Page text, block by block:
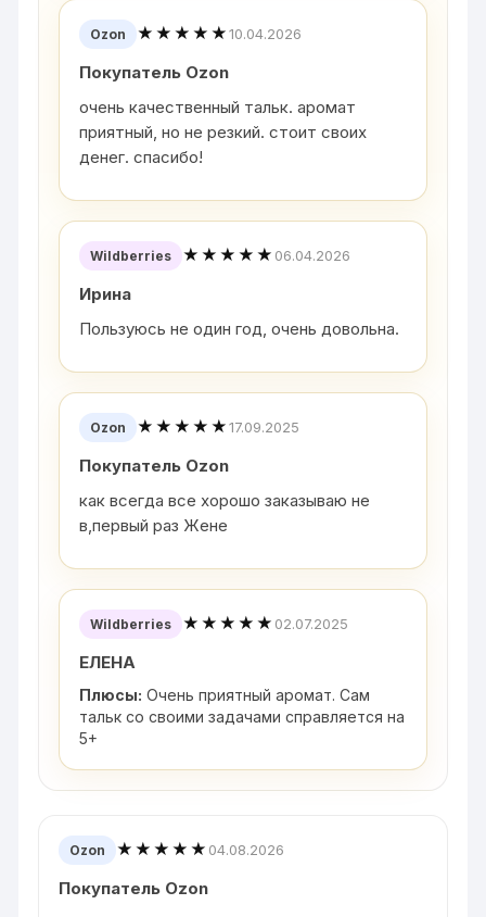
Ozon ★★★★★10.04.2026
Покупатель Ozon
очень качественный тальк. аромат
приятный, но не резкий. стоит своих
денег. спасибо!
Wildberries ★★★★★ 06.04.2026
Ирина
Пользуюсь не один год, очень довольна.
Ozon ★★★★★17.09.2025
Покупатель Ozon
как всегда все хорошо заказываю не
в,первый раз Жене
Wildberries ★★★★★ 02.07.2025
ЕЛЕНА
Плюсы: Очень приятный аромат. Сам
тальк со своими задачами справляется на
5+
Ozon ★★★★★ 04.08.2026
Покупатель Ozon